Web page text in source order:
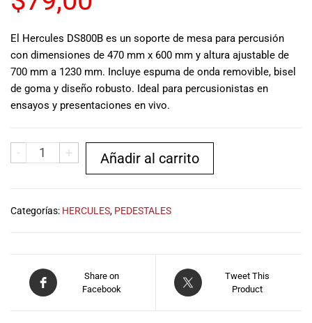
de expertos en
música está
aquí para
ayudarte a
encontrar el
audio
adecuado para
al cliente
competitivos y
El Hercules DS800B es un soporte de mesa para percusión
con dimensiones de 470 mm x 600 mm y altura ajustable de
700 mm a 1230 mm. Incluye espuma de onda removible, bisel
de goma y diseño robusto. Ideal para percusionistas en
ensayos y presentaciones en vivo.
- + Añadir al carrito
Categorías: HERCULES, PEDESTALES
Share on
Facebook
Tweet This
Product